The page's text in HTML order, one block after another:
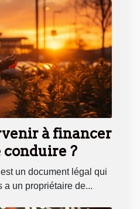
à financer
conduire ?
un document légal qui
a un propriétaire de...